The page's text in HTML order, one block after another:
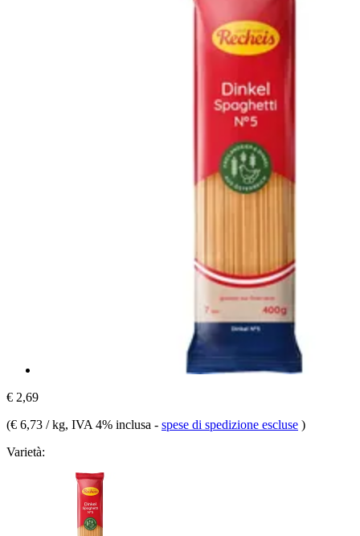
€ 2,69
(€ 6,73 / kg, IVA 4% inclusa - spese di spedizione escluse )
Varietà: